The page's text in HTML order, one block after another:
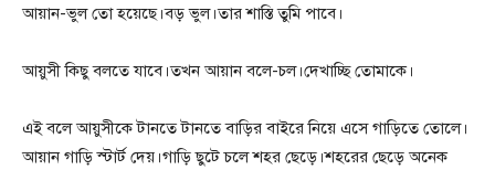
আয়ান-ভুল তো হয়েছে।বড় ভুল।তার শাস্তি তুমি পাবে।
আয়ুসী কিছু বলতে যাবে।তখন আয়ান বলে-চল।দেখাচ্ছি তোমাকে।
এই বলে আয়ুসীকে টানতে টানতে বাড়ির বাইরে নিয়ে এসে গাড়িতে তোলে।
আয়ান গাড়ি স্টার্ট দেয়।গাড়ি ছুটে চলে শহর ছেড়ে।শহরের ছেড়ে অনেক